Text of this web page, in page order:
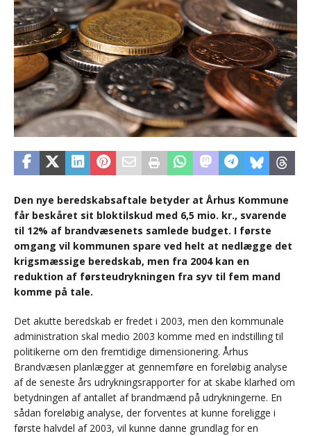
Den nye beredskabsaftale betyder at Århus Kommune
får beskåret sit bloktilskud med 6,5 mio. kr., svarende
til 12% af brandvæsenets samlede budget. I første
omgang vil kommunen spare ved helt at nedlægge det
krigsmæssige beredskab, men fra 2004 kan en
reduktion af førsteudrykningen fra syv til fem mand
komme på tale.
Det akutte beredskab er fredet i 2003, men den kommunale
administration skal medio 2003 komme med en indstilling til
politikerne om den fremtidige dimensionering. Århus
Brandvæsen planlægger at gennemføre en foreløbig analyse
af de seneste års udrykningsrapporter for at skabe klarhed om
betydningen af antallet af brandmænd på udrykningerne. En
sådan foreløbig analyse, der forventes at kunne foreligge i
første halvdel af 2003, vil kunne danne grundlag for en